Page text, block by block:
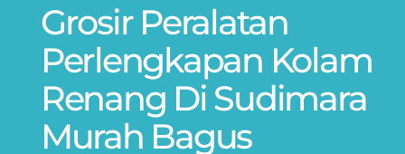
Grosir Peralatan
Perlengkapan Kolam
Renang Di Sudimara
Murah Bagus